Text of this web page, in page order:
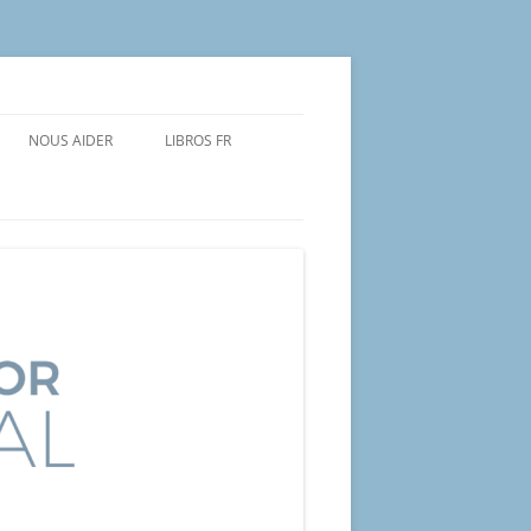
NOUS AIDER LIBROS FR